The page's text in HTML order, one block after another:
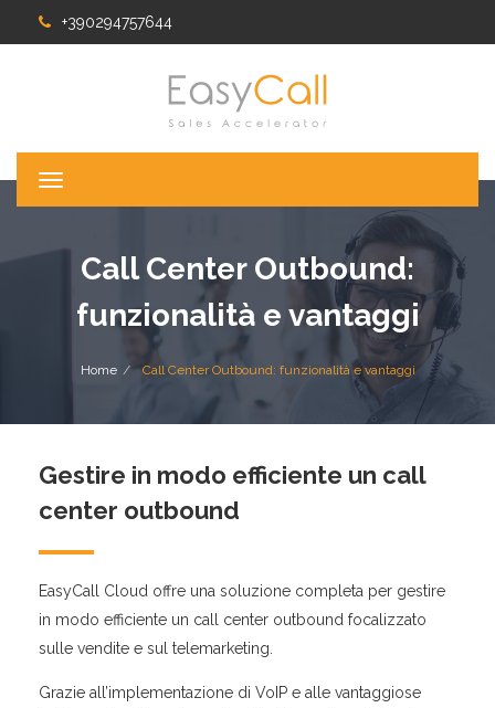
+390294757644
T
o
g
a
i
n
Call Center Outbound:
funzionalità e vantaggi
Home Call Center Outbound: funzionalità e vantaggi
Gestire in modo efficiente un call
center outbound
EasyCall Cloud offre una soluzione completa per gestire
in modo efficiente un call center outbound focalizzato
sulle vendite e sul telemarketing.
Grazie all’implementazione di VoIP e alle vantaggiose